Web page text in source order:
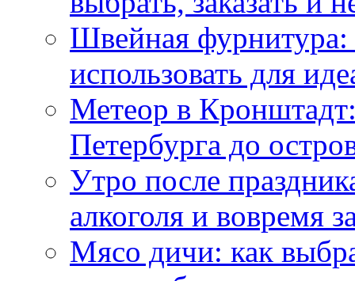
Швейная фурнитура:
использовать для
Метеор в
Петербурга до
Утро после
алкоголя и вовремя
Мясо дичи: как